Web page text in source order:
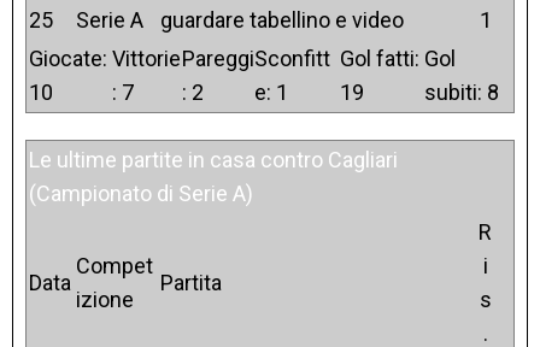
25
Serie A
1
Giocate:
10
Vittorie
: 7
Pareggi
: 2
Sconfitt
e: 1
Gol fatti:
19
Gol
subiti: 8
Le ultime partite in casa contro Cagliari
(Campionato di Serie A)
Data
Compet
izione
Partita
R
i
s
.